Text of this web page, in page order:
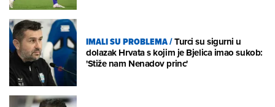
IMALI SU PROBLEMA/Turci su sigurni u
dolazak Hrvata s kojim je Bjelica imao sukob:
'Stiže nam Nenadov princ'